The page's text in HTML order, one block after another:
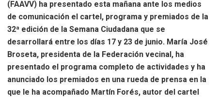
(FAAVV) ha presentado esta mañana ante los medios
de comunicación el cartel, programa y premiados de la
32ª edición de la Semana Ciudadana que se
desarrollará entre los días 17 y 23 de junio. María José
Broseta, presidenta de la Federación vecinal, ha
presentado el programa completo de actividades y ha
anunciado los premiados en una rueda de prensa en la
que le ha acompañado Martín Forés, autor del cartel